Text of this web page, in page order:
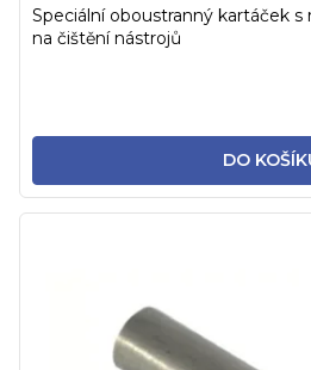
DO
Speciální oboustranný kartáček
na čištění nástrojů